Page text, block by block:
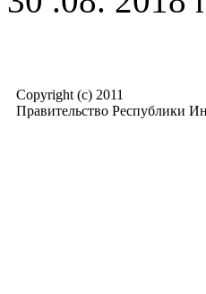
Copyright (c) 2011
Правительство Республики